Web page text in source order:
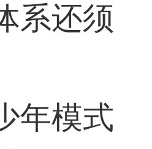
系还须
模式